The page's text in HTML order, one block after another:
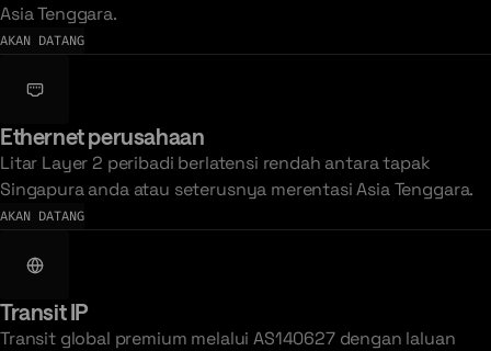
Asia Tenggara.
AKAN DATANG
Ethernet perusahaan
Litar Layer 2 peribadi berlatensi rendah antara tapak
Singapura anda atau seterusnya merentasi Asia Tenggara.
AKAN DATANG
Transit IP
Transit global premium melalui AS140627 dengan laluan